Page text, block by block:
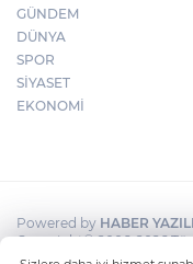
GÜNDEM
DÜNYA
SPOR
SİYASET
EKONOMİ
Powered by HABER
Copyright© 2006-2026